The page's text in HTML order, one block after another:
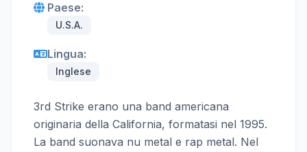
Paese:
U.S.A.
Lingua:
Inglese
3rd Strike erano una band americana
originaria della California, formatasi nel 1995.
La band suonava nu metal e rap metal. Nel